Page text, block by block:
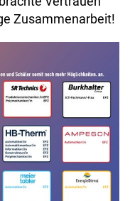
Zusammenarbeit!